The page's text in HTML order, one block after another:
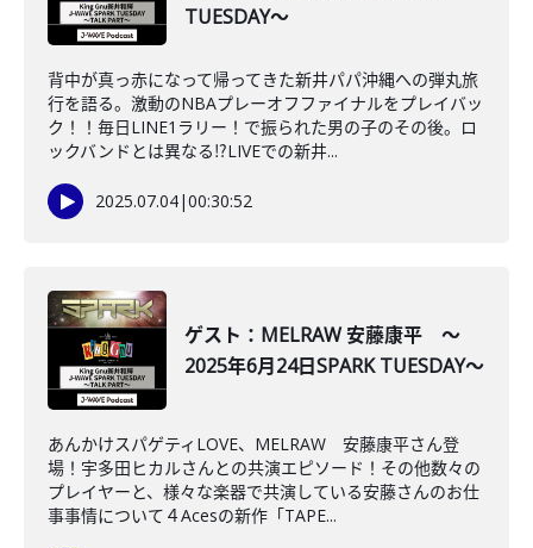
TUESDAY～
背中が真っ赤になって帰ってきた新井パパ沖縄への弾丸旅
行を語る。激動のNBAプレーオフファイナルをプレイバッ
ク！！毎日LINE1ラリー！で振られた男の子のその後。ロ
ックバンドとは異なる⁉LIVEでの新井...
2025.07.04|00:30:52
ゲスト：MELRAW 安藤康平 ～
2025年6月24日SPARK TUESDAY～
あんかけスパゲティLOVE、MELRAW 安藤康平さん登
場！宇多田ヒカルさんとの共演エピソード！その他数々の
プレイヤーと、様々な楽器で共演している安藤さんのお仕
事事情について４Acesの新作「TAPE...